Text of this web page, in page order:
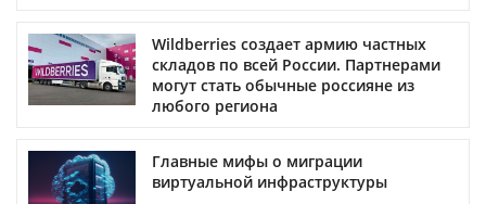
Wildberries создает армию частных
складов по всей России. Партнерами
могут стать обычные россияне из
любого региона
Главные мифы о миграции
виртуальной инфраструктуры